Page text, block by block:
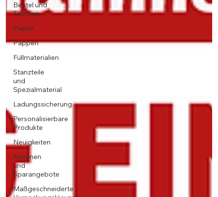
Beutel und
Taschen
Papier
Pappen
Füllmaterialien
Stanzteile
und
Spezialmaterial
Ladungssicherung
Personalisierbare
Produkte
Neuigkeiten
Aktionen
und
Sparangebote
Maßgeschneiderte